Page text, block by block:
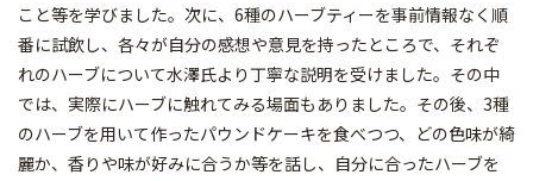
こと等を学びました。次に、6種のハーブティーを事前情報なく順
番に試飲し、各々が自分の感想や意見を持ったところで、それぞ
れのハーブについて水澤氏より丁寧な説明を受けました。その中
では、実際にハーブに触れてみる場面もありました。その後、3種
のハーブを用いて作ったパウンドケーキを食べつつ、どの色味が綺
麗か、香りや味が好みに合うか等を話し、自分に合ったハーブを